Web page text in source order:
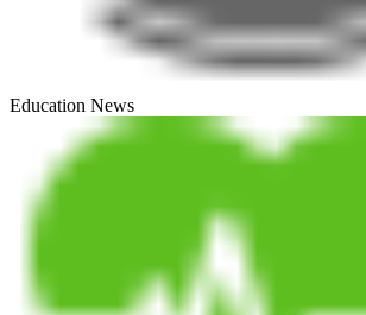
Education News